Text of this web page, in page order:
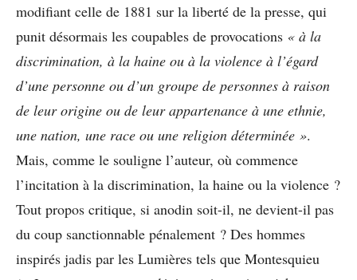
modifiant celle de 1881 sur la liberté de la presse, qui
punit désormais les coupables de provocations « à la
discrimination, à la haine ou à la violence à l’égard
d’une personne ou d’un groupe de personnes à raison
de leur origine ou de leur appartenance à une ethnie,
une nation, une race ou une religion déterminée ».
Mais, comme le souligne l’auteur, où commence
l’incitation à la discrimination, la haine ou la violence ?
Tout propos critique, si anodin soit-il, ne devient-il pas
du coup sanctionnable pénalement ? Des hommes
inspirés jadis par les Lumières tels que Montesquieu